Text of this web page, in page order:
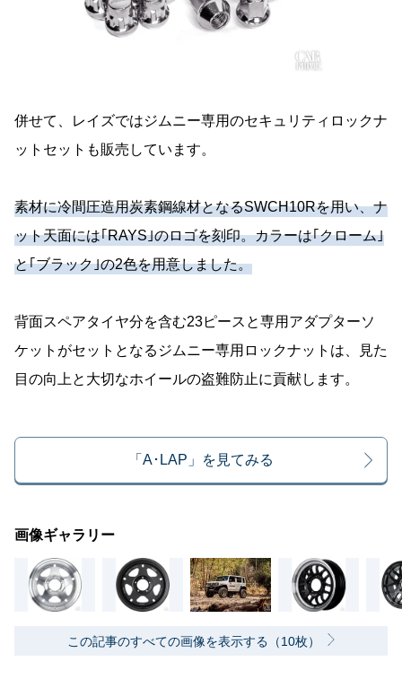
併せて、レイズではジムニー専用のセキュリティロックナ
ットセットも販売しています。
素材に冷間圧造用炭素鋼線材となるSWCH10Rを用い、ナ
ット天面には｢RAYS｣のロゴを刻印。カラーは｢クローム｣
と｢ブラック｣の2色を用意しました。
背面スペアタイヤ分を含む23ピースと専用アダプターソ
ケットがセットとなるジムニー専用ロックナットは、見た
目の向上と大切なホイールの盗難防止に貢献します。
「A･LAP」を見てみる
画像ギャラリー
この記事のすべての画像を表示する（10枚）